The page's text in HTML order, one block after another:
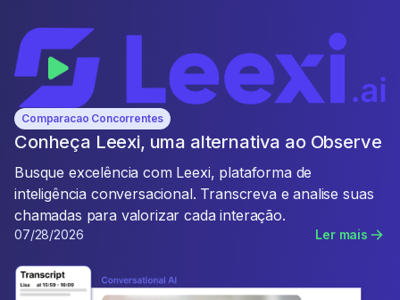
Comparacao Concorrentes
Conheça Leexi, uma alternativa ao Observe
Busque excelência com Leexi, plataforma de
inteligência conversacional. Transcreva e analise suas
chamadas para valorizar cada interação.
07/28/2026 Ler mais